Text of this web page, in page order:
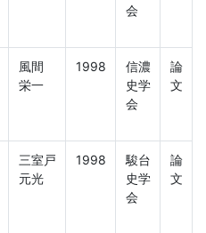
会
風間
栄一
1998
信濃
史学
会
論
文
三室戸
元光
1998
駿台
史学
会
論
文